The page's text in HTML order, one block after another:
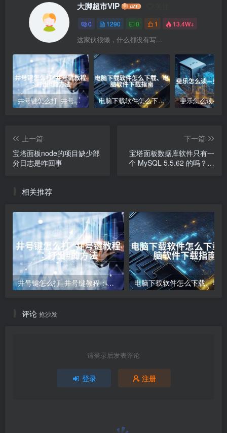
大脚超市VIP
0 1290 0 1 13.4W+
这家伙很懒，什么都没有写...
井号键怎么打_井号键教程：打出#的方法 电脑下载软件怎么下载、电脑软件下载指南
上一篇
宝塔面板node的项目缺少部
分日志是咋回事
下一篇
宝塔面板数据库软件只有一
个 MySQL 5.5.62 的吗？可
相关推荐
井号键怎么打_井号键教程：打出#的方法
评论 抢沙发
请登录后发表评论
登录 注册